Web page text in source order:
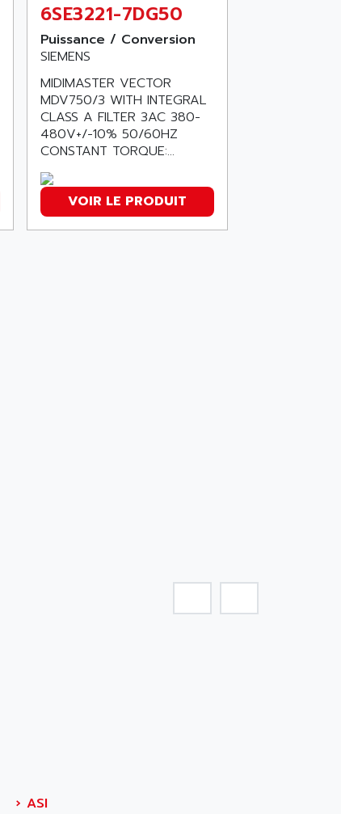
6SE3221-7DG50
Puissance / Conversion
SIEMENS
MIDIMASTER VECTOR
MDV750/3 WITH INTEGRAL
CLASS A FILTER 3AC 380-
480V+/-10% 50/60HZ
CONSTANT TORQUE:...
VOIR LE PRODUIT
› ASI